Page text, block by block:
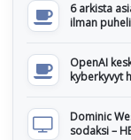
6 arkista
ilman
OpenAI
kyberkyvyt
Dominic
sodaksi –